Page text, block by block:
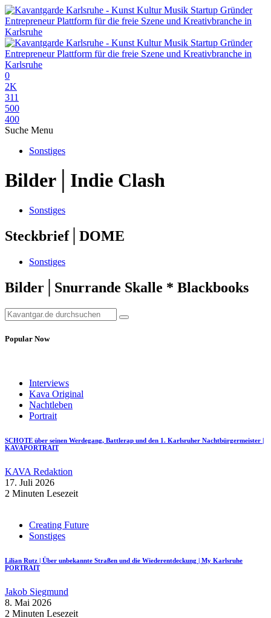
0
2K
311
500
400
Suche Menu
Sonstiges
Bilder│Indie Clash
Sonstiges
Steckbrief│DOME
Sonstiges
Bilder│Snurrande Skalle * Blackbooks
Popular Now
Interviews
Kava Original
Nachtleben
Portrait
SCHOTE über seinen Werdegang, Battlerap und den 1. Karlsruher Nachtbürgermeister |
KAVAPORTRAIT
KAVA Redaktion
17. Juli 2026
2 Minuten Lesezeit
Creating Future
Sonstiges
Lilian Rutz | Über unbekannte Straßen und die Wiederentdeckung | My Karlsruhe
PORTRAIT
Jakob Siegmund
8. Mai 2026
2 Minuten Lesezeit